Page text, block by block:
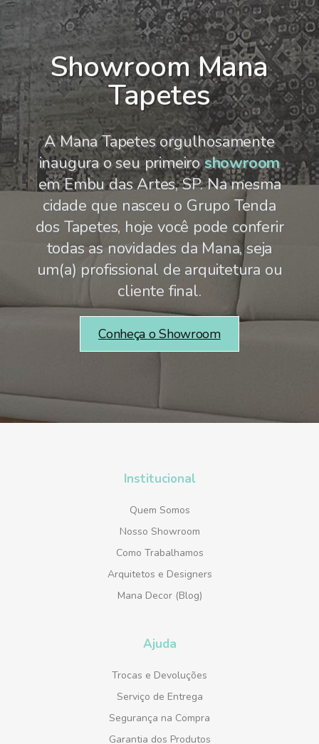
Showroom Mana
Tapetes
A Mana Tapetes orgulhosamente
inaugura o seu primeiroshowroom
em Embu das Artes, SP. Na mesma
cidade que nasceu o Grupo Tenda
dos Tapetes, hoje você pode conferir
todas as novidades da Mana, seja
um(a) profissional de arquitetura ou
cliente final.
Conheça o Showroom
Institucional
Quem Somos
Nosso Showroom
Como Trabalhamos
Arquitetos e Designers
Mana Decor (Blog)
Ajuda
Trocas e Devoluções
Serviço de Entrega
Segurança na Compra
Garantia dos Produtos